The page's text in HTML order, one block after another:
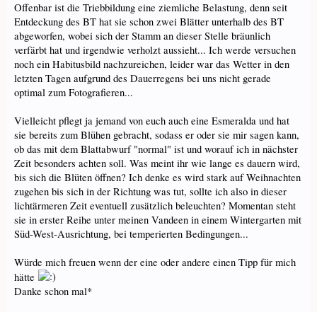
Offenbar ist die Triebbildung eine ziemliche Belastung, denn seit
Entdeckung des BT hat sie schon zwei Blätter unterhalb des BT
abgeworfen, wobei sich der Stamm an dieser Stelle bräunlich
verfärbt hat und irgendwie verholzt aussieht... Ich werde versuchen
noch ein Habitusbild nachzureichen, leider war das Wetter in den
letzten Tagen aufgrund des Dauerregens bei uns nicht gerade
optimal zum Fotografieren...
Vielleicht pflegt ja jemand von euch auch eine Esmeralda und hat
sie bereits zum Blühen gebracht, sodass er oder sie mir sagen kann,
ob das mit dem Blattabwurf "normal" ist und worauf ich in nächster
Zeit besonders achten soll. Was meint ihr wie lange es dauern wird,
bis sich die Blüten öffnen? Ich denke es wird stark auf Weihnachten
zugehen bis sich in der Richtung was tut, sollte ich also in dieser
lichtärmeren Zeit eventuell zusätzlich beleuchten? Momentan steht
sie in erster Reihe unter meinen Vandeen in einem Wintergarten mit
Süd-West-Ausrichtung, bei temperierten Bedingungen...
Würde mich freuen wenn der eine oder andere einen Tipp für mich
hätte
Danke schon mal*